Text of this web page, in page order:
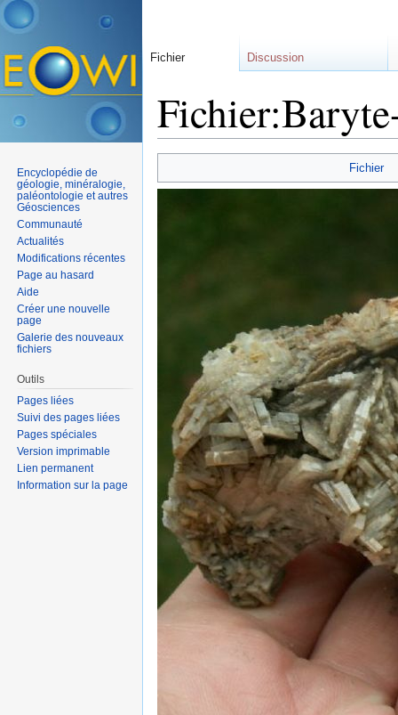
Fichier
Fichier Discussion
Encyclopédie de
géologie, minéralogie,
paléontologie et autres
Géosciences
Communauté
Actualités
Modifications récentes
Page au hasard
Aide
Créer une nouvelle
page
Galerie des nouveaux
fichiers
Outils
Pages liées
Suivi des pages liées
Pages spéciales
Version imprimable
Lien permanent
Information sur la page